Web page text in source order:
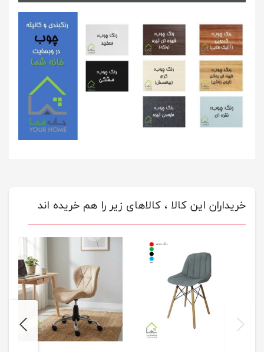
خریداران این کالا ، کالاهای زیر را هم خریده اند
previus